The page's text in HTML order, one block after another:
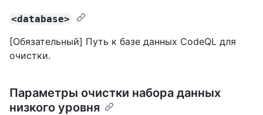
<database>
[Обязательный] Путь к базе данных CodeQL для
очистки.
Параметры очистки набора данных
низкого уровня